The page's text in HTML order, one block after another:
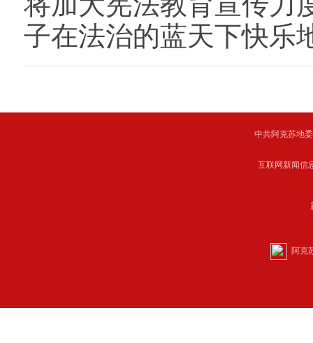
子在法治的蓝天下快乐
中共阿克苏地
互联网新闻
阿克